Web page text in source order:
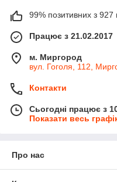
99% позитивних з 927
Працює з 21.02.2017
м. Миргород
вул. Гоголя, 112,
Контакти
Сьогодні працює з
Показати весь
Про нас